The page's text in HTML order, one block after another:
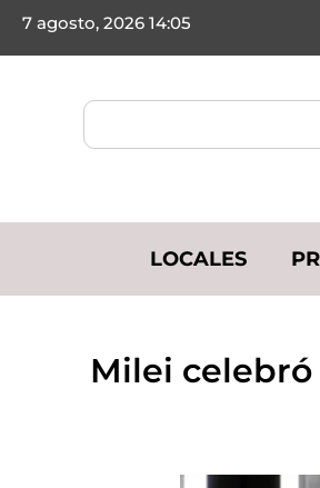
7 agosto, 2026 14:05
LOCALES
Milei celebró